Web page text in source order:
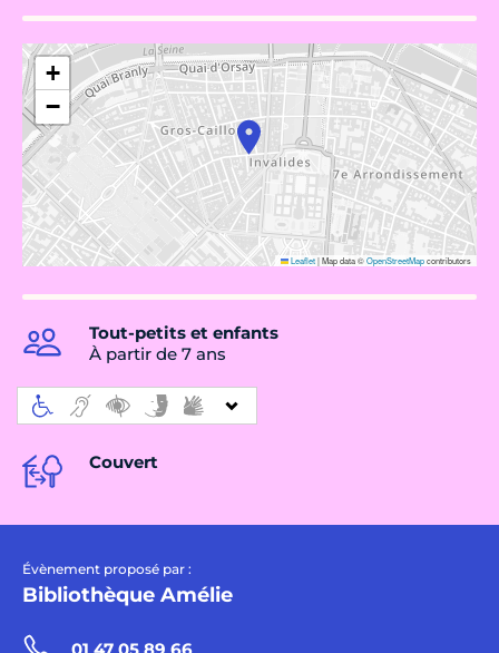
+
−
Leaflet|Map data ©OpenStreetMapcontributors
Tout-petits et enfants
À partir de 7 ans
Couvert
Évènement proposé par :
Bibliothèque Amélie